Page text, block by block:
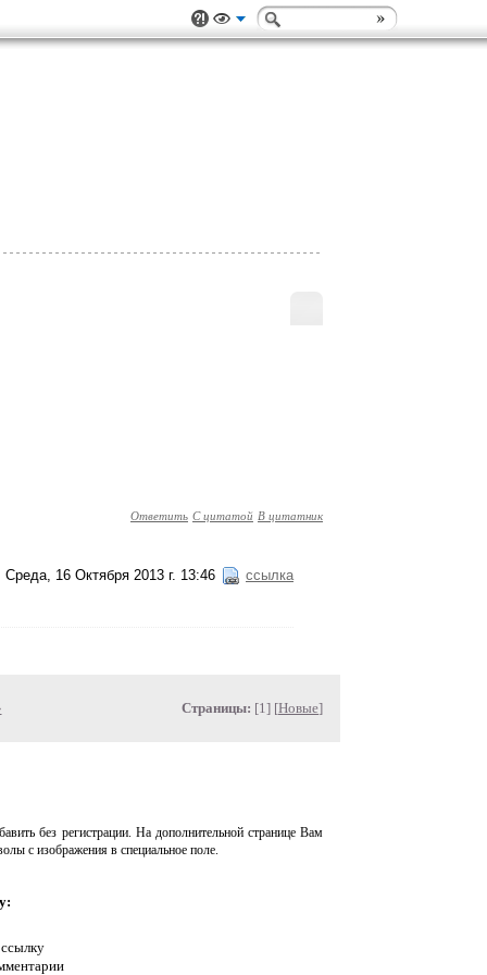
Ответить С цитатой В цитатник
Среда, 16 Октября 2013 г. 13:46 ссылка
Страницы: [1] [Новые]
без регистрации. На дополнительной странице Вам
с изображения в специальное поле.